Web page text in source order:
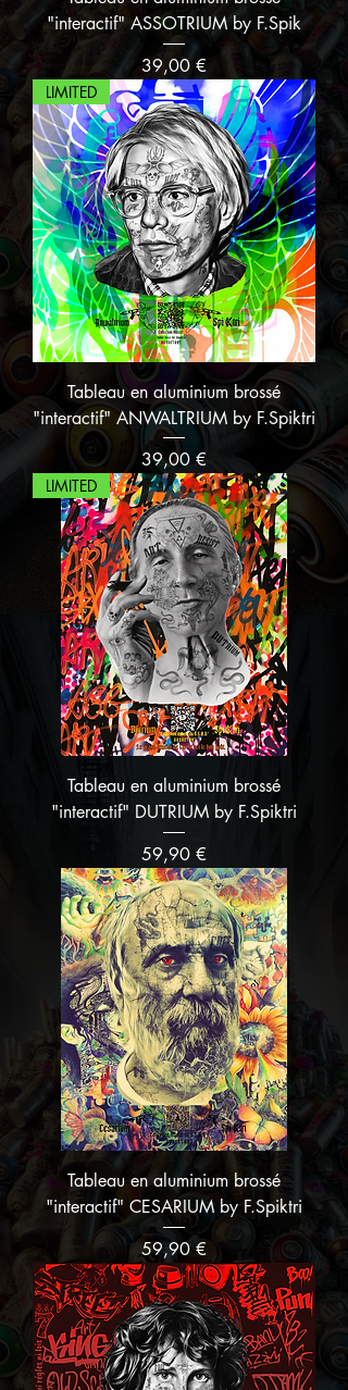
"interactif" ASSOTRIUM by F.Spik
Prix
39,00 €
LIMITED
Tableau en aluminium brossé
"interactif" ANWALTRIUM by F.Spiktri
Prix
39,00 €
LIMITED
Tableau en aluminium brossé
"interactif" DUTRIUM by F.Spiktri
Prix
59,90 €
Tableau en aluminium brossé
"interactif" CESARIUM by F.Spiktri
Prix
59,90 €